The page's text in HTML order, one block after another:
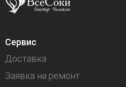
Сервис
Доставка
Заявка на ремонт